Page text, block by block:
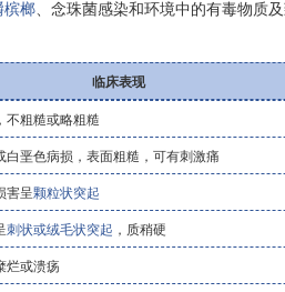
槟榔、念珠菌感染和环境中的有毒物质及
临床表现
不粗糙或略粗糙
白垩色病损，表面粗糙，可有刺激痛
害呈颗粒状突起
刺状或绒毛状突起 ，质稍硬
烂或溃疡